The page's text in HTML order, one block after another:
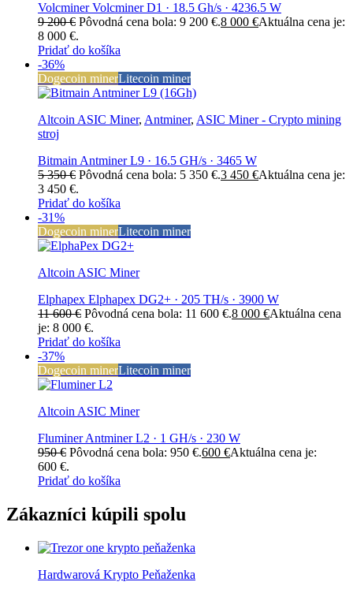
Volcminer Volcminer D1 · 18.5 Gh/s · 4236.5 W
9 200€ Pôvodná cena bola: 9 200 €.8 000 €Aktuálna cena je:
8 000 €.
Pridať do košíka
-36%
Dogecoin minerLitecoin miner
Altcoin ASIC Miner, Antminer, ASIC Miner - Crypto mining
stroj
Bitmain Antminer L9 · 16.5 GH/s · 3465 W
5 350€ Pôvodná cena bola: 5 350 €.3 450 €Aktuálna cena je:
3 450 €.
Pridať do košíka
-31%
Dogecoin minerLitecoin miner
Altcoin ASIC Miner
Elphapex Elphapex DG2+ · 205 TH/s · 3900 W
11 600€ Pôvodná cena bola: 11 600 €.8 000 €Aktuálna cena
je: 8 000 €.
Pridať do košíka
-37%
Dogecoin minerLitecoin miner
Altcoin ASIC Miner
Fluminer Antminer L2 · 1 GH/s · 230 W
950€ Pôvodná cena bola: 950 €.600 €Aktuálna cena je:
600 €.
Pridať do košíka
Zákazníci kúpili spolu
Hardwarová Krypto Peňaženka